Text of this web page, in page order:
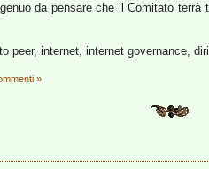
da pensare che il Comitato
peer, internet, internet governance,
»